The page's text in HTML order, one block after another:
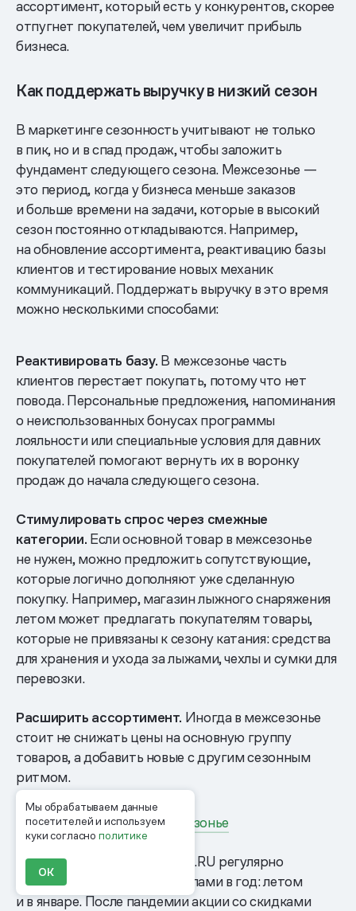
Мы обрабатываем данные
посетителей и используем
куки согласнополитике
ОК
ассортимент, который есть у конкурентов, скорее
отпугнет покупателей, чем увеличит прибыль
бизнеса.
Как поддержать выручку в низкий сезон
В маркетинге сезонность учитывают не только
в пик, но и в спад продаж, чтобы заложить
фундамент следующего сезона. Межсезонье —
это период, когда у бизнеса меньше заказов
и больше времени на задачи, которые в высокий
сезон постоянно откладываются. Например,
на обновление ассортимента, реактивацию базы
клиентов и тестирование новых механик
коммуникаций. Поддержать выручку в это время
можно несколькими способами:
Реактивировать базу. В межсезонье часть
клиентов перестает покупать, потому что нет
повода. Персональные предложения, напоминания
о неиспользованных бонусах программы
лояльности или специальные условия для давних
покупателей помогают вернуть их в воронку
продаж до начала следующего сезона.
Стимулировать спрос через смежные
категории. Если основной товар в межсезонье
не нужен, можно предложить сопутствующие,
которые логично дополняют уже сделанную
покупку. Например, магазин лыжного снаряжения
летом может предлагать покупателям товары,
которые не привязаны к сезону катания: средства
для хранения и ухода за лыжами, чехлы и сумки для
перевозки.
Расширить ассортимент. Иногда в межсезонье
стоит не снижать цены на основную группу
товаров, а добавить новые с другим сезонным
ритмом.
Что делать бизнесу в межсезонье
Билетный оператор KASSIR.RU регулярно
сталкивается с двумя провалами в год: летом
и в январе. После пандемии акции со скидками